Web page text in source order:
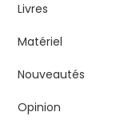
Livres
Matériel
Nouveautés
Opinion